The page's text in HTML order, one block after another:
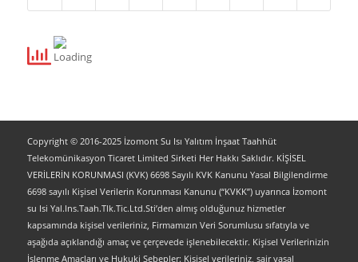
Copyright © 2016-2025 İzomont Su Isı Yalıtım İnşaat Taahhüt
Telekomünikasyon Ticaret Limited Sirketi Her Hakkı Saklıdır. KİŞİSEL
VERİLERİN KORUNMASI (KVK) 6698 Sayılı KVK Kanunu Yasal Bilgilendirme
6698 sayılı Kişisel Verilerin Korunması Kanunu (“KVKK”) uyarınca İzomont
su Isi Yal.Ins.Taah.Tlk.Tic.Ltd.Sti’den almış olduğunuz hizmetler
kapsamında kişisel verileriniz, Firmamızın Veri Sorumlusu sıfatıyla ve
aşağıda açıklandığı amaç ve çerçevede işlenebilecektir. Kişisel Verilerinizin
İşlenme Amaçları ve Hukuki Sebepler: Kişisel verileriniz, sair yasal